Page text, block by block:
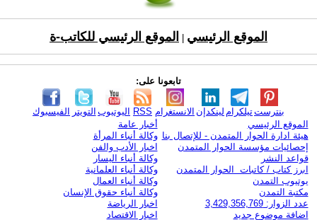
الموقع الرئيسي الموقع الرئيسي للكاتب-ة
تابعونا على:
الفيسبوك التويتر اليوتيوب RSS الانستغرام لينكدإن تيلكرامبنترست
الموقع الرئيسي
هيئة ادارة الحوار المتمدن - للإتصال بنا
إحصائيات مؤسسة الحوار المتمدن
قواعد النشر
ابرز كتاب / كاتبات الحوار المتمدن
يوتيوب التمدن
مكتبة التمدن
عدد الزوار: 3,429,356,769
اضافة موضوع جديد
أخبار عامة
وكالة أنباء المرأة
اخبار الأدب والفن
وكالة أنباء اليسار
وكالة أنباء العلمانية
وكالة أنباء العمال
وكالة أنباء حقوق الإنسان
اخبار الرياضة
اخبار الاقتصاد